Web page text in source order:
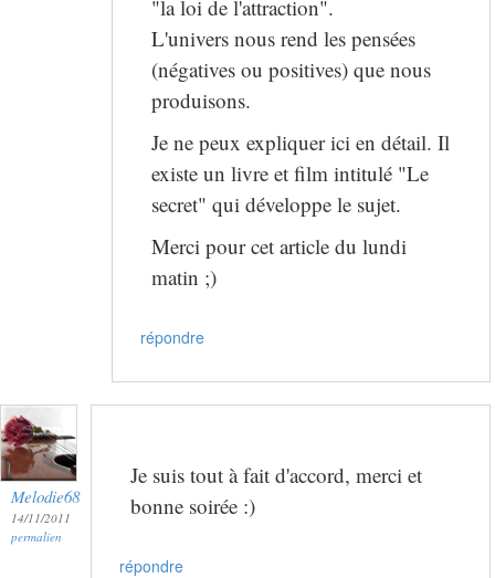
"la loi de l'attraction".
L'univers nous rend les pensées
(négatives ou positives) que nous
produisons.
Je ne peux expliquer ici en détail. Il
existe un livre et film intitulé "Le
secret" qui développe le sujet.
Merci pour cet article du lundi
matin ;)
répondre
Melodie68
14/11/2011
permalien
Je suis tout à fait d'accord, merci et
bonne soirée :)
répondre